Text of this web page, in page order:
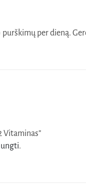
per dieną.
Vitaminas”
.